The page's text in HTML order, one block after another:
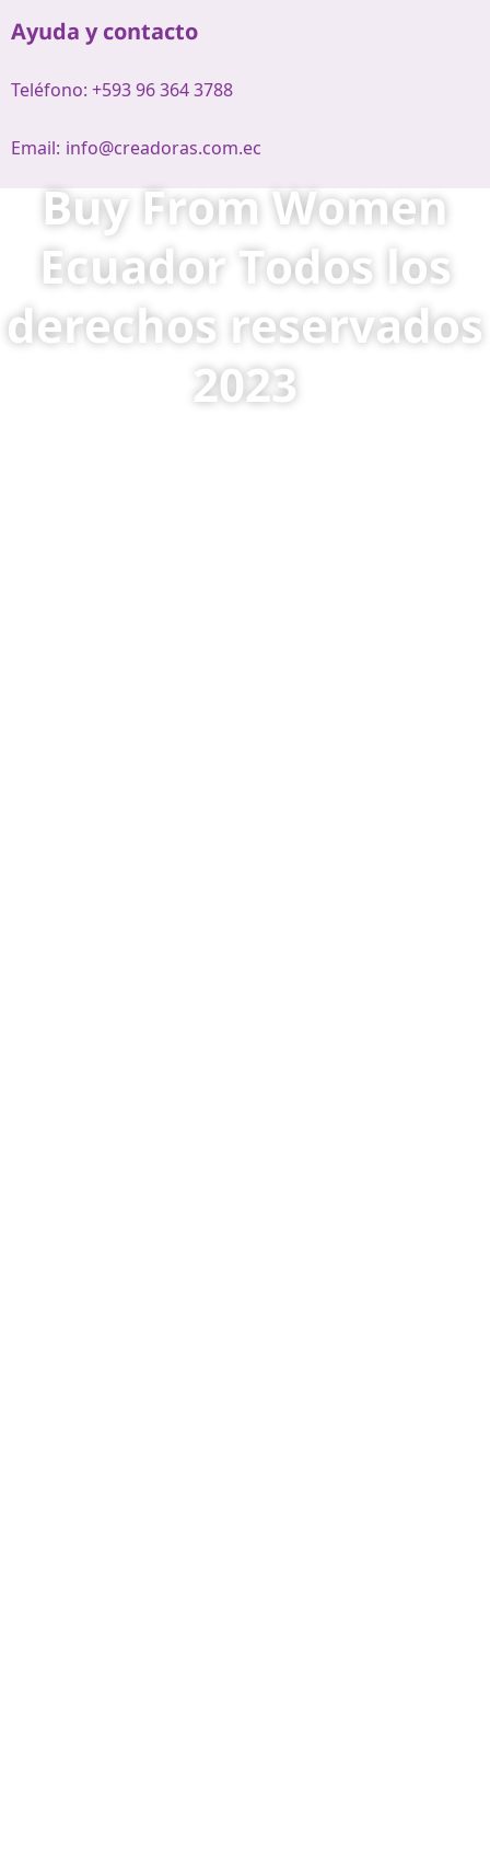
Ayuda y contacto
Teléfono: +593 96 364 3788
Email: info@creadoras.com.ec
Buy From Women
Ecuador Todos los
derechos reservados
2023